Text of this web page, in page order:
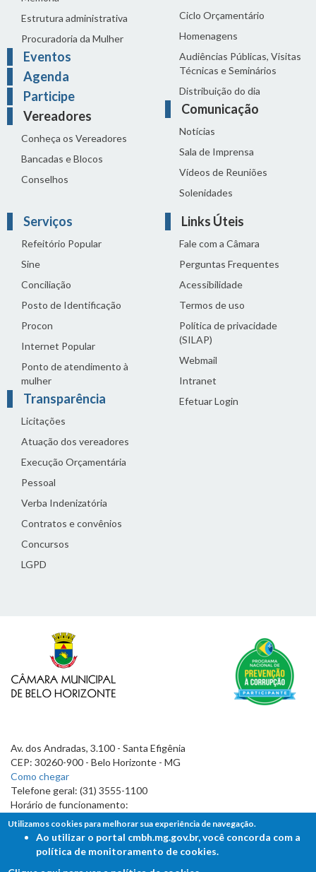
Estrutura administrativa
Procuradoria da Mulher
Eventos
Agenda
Participe
Vereadores
Conheça os Vereadores
Bancadas e Blocos
Conselhos
Ciclo Orçamentário
Homenagens
Audiências Públicas, Visitas
Técnicas e Seminários
Distribuição do dia
Comunicação
Notícias
Sala de Imprensa
Vídeos de Reuniões
Solenidades
Serviços
Refeitório Popular
Sine
Conciliação
Posto de Identificação
Procon
Internet Popular
Ponto de atendimento à
mulher
Transparência
Licitações
Atuação dos vereadores
Execução Orçamentária
Pessoal
Verba Indenizatória
Contratos e convênios
Concursos
LGPD
Links Úteis
Fale com a Câmara
Perguntas Frequentes
Acessibilidade
Termos de uso
Política de privacidade
(SILAP)
Webmail
Intranet
Efetuar Login
Av. dos Andradas, 3.100 - Santa Efigênia
CEP: 30260-900 - Belo Horizonte - MG
Como chegar
Telefone geral: (31) 3555-1100
Horário de funcionamento:
7h às 19h
Utilizamos cookies para melhorar sua experiência de navegação.
Ao utilizar o portal cmbh.mg.gov.br, você concorda com a
política de monitoramento de cookies.